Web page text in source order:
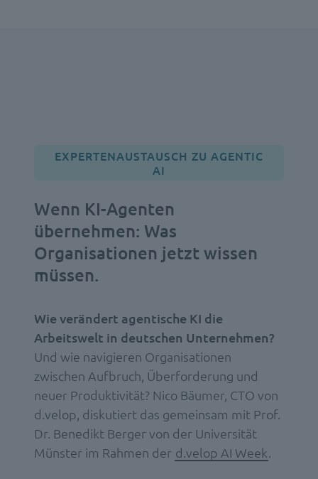
EXPERTENAUSTAUSCH ZU AGENTIC
AI
Wenn KI-Agenten
übernehmen: Was
Organisationen jetzt wissen
müssen.
Wie verändert agentische KI die
Arbeitswelt in deutschen Unternehmen?
Und wie navigieren Organisationen
zwischen Aufbruch, Überforderung und
neuer Produktivität? Nico Bäumer, CTO von
d.velop, diskutiert das gemeinsam mit Prof.
Dr. Benedikt Berger von der Universität
Münster im Rahmen der d.velop AI Week.